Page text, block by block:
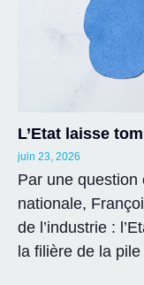
L’Etat laisse
juin 23, 2026
Par une question
nationale,
de l’industrie :
la filière de la